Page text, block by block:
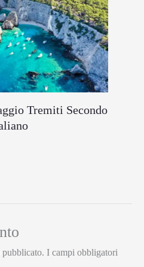
Tremiti Secondo
I campi obbligatori